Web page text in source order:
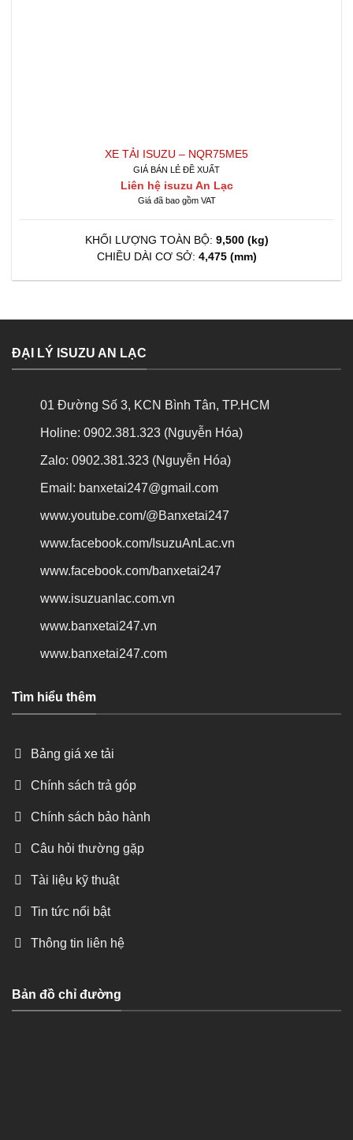
XE TẢI ISUZU – NQR75ME5
GIÁ BÁN LẺ ĐỀ XUẤT
Liên hệ isuzu An Lạc
Giá đã bao gồm VAT
KHỐI LƯỢNG TOÀN BỘ: 9,500 (kg)
CHIỀU DÀI CƠ SỞ: 4,475 (mm)
ĐẠI LÝ ISUZU AN LẠC
01 Đường Số 3, KCN Bình Tân, TP.HCM
Holine: 0902.381.323 (Nguyễn Hóa)
Zalo: 0902.381.323 (Nguyễn Hóa)
Email: banxetai247@gmail.com
www.youtube.com/@Banxetai247
www.facebook.com/IsuzuAnLac.vn
www.facebook.com/banxetai247
www.isuzuanlac.com.vn
www.banxetai247.vn
www.banxetai247.com
Tìm hiểu thêm
Bảng giá xe tải
Chính sách trả góp
Chính sách bảo hành
Câu hỏi thường gặp
Tài liệu kỹ thuật
Tin tức nổi bật
Thông tin liên hệ
Bản đồ chỉ đường